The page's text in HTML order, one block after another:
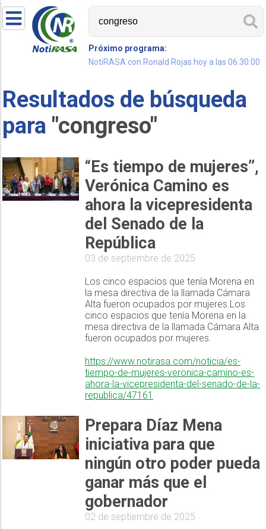
Próximo programa:
NotiRASA con Ronald Rojas hoy a las 06:30:00
Resultados de búsqueda
para "congreso"
“Es tiempo de mujeres”,
Verónica Camino es
ahora la vicepresidenta
del Senado de la
República
03 de septiembre de 2025
Los cinco espacios que tenía Morena en
la mesa directiva de la llamada Cámara
Alta fueron ocupados por mujeres.Los
cinco espacios que tenía Morena en la
mesa directiva de la llamada Cámara Alta
fueron ocupados por mujeres.
https://www.notirasa.com/noticia/es-
tiempo-de-mujeres-veronica-camino-es-
ahora-la-vicepresidenta-del-senado-de-la-
republica/47161
Prepara Díaz Mena
iniciativa para que
ningún otro poder pueda
ganar más que el
gobernador
02 de septiembre de 2025